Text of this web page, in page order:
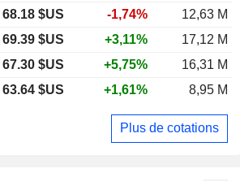
68.18 $US -1,74%
12,63 M
69.39 $US +3,11%
17,12 M
67.30 $US +5,75%
16,31 M
63.64 $US +1,61% 8,95 M
Plus de cotations